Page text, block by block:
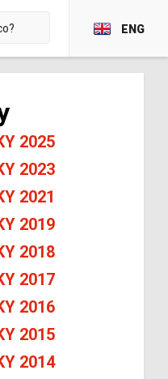
ENG
2025
2023
2021
2019
2018
2017
2016
2015
2014